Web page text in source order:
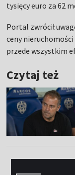
tysięcy euro za 62
Portal zwrócił
ceny nieruchomości
przede wszystkim
Czytaj też